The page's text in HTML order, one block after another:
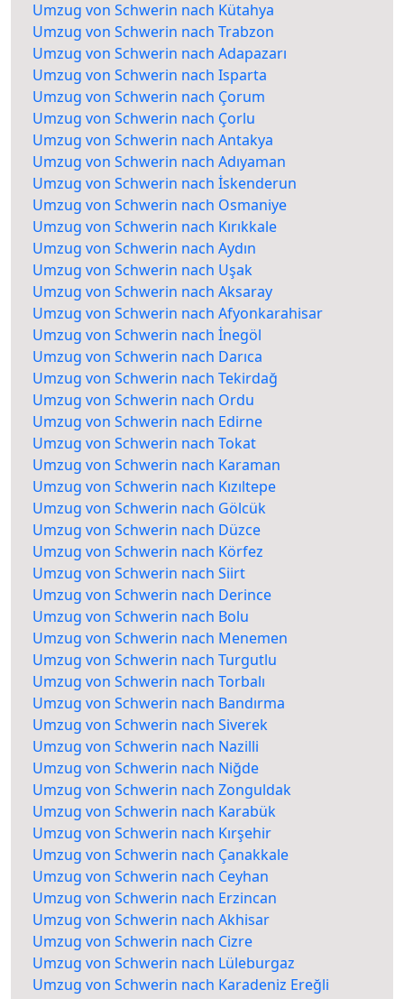
Umzug von Schwerin nach Kütahya
Umzug von Schwerin nach Trabzon
Umzug von Schwerin nach Adapazarı
Umzug von Schwerin nach Isparta
Umzug von Schwerin nach Çorum
Umzug von Schwerin nach Çorlu
Umzug von Schwerin nach Antakya
Umzug von Schwerin nach Adıyaman
Umzug von Schwerin nach İskenderun
Umzug von Schwerin nach Osmaniye
Umzug von Schwerin nach Kırıkkale
Umzug von Schwerin nach Aydın
Umzug von Schwerin nach Uşak
Umzug von Schwerin nach Aksaray
Umzug von Schwerin nach Afyonkarahisar
Umzug von Schwerin nach İnegöl
Umzug von Schwerin nach Darıca
Umzug von Schwerin nach Tekirdağ
Umzug von Schwerin nach Ordu
Umzug von Schwerin nach Edirne
Umzug von Schwerin nach Tokat
Umzug von Schwerin nach Karaman
Umzug von Schwerin nach Kızıltepe
Umzug von Schwerin nach Gölcük
Umzug von Schwerin nach Düzce
Umzug von Schwerin nach Körfez
Umzug von Schwerin nach Siirt
Umzug von Schwerin nach Derince
Umzug von Schwerin nach Bolu
Umzug von Schwerin nach Menemen
Umzug von Schwerin nach Turgutlu
Umzug von Schwerin nach Torbalı
Umzug von Schwerin nach Bandırma
Umzug von Schwerin nach Siverek
Umzug von Schwerin nach Nazilli
Umzug von Schwerin nach Niğde
Umzug von Schwerin nach Zonguldak
Umzug von Schwerin nach Karabük
Umzug von Schwerin nach Kırşehir
Umzug von Schwerin nach Çanakkale
Umzug von Schwerin nach Ceyhan
Umzug von Schwerin nach Erzincan
Umzug von Schwerin nach Akhisar
Umzug von Schwerin nach Cizre
Umzug von Schwerin nach Lüleburgaz
Umzug von Schwerin nach Karadeniz Ereğli